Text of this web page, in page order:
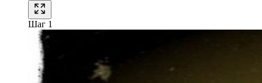
Шаг 1